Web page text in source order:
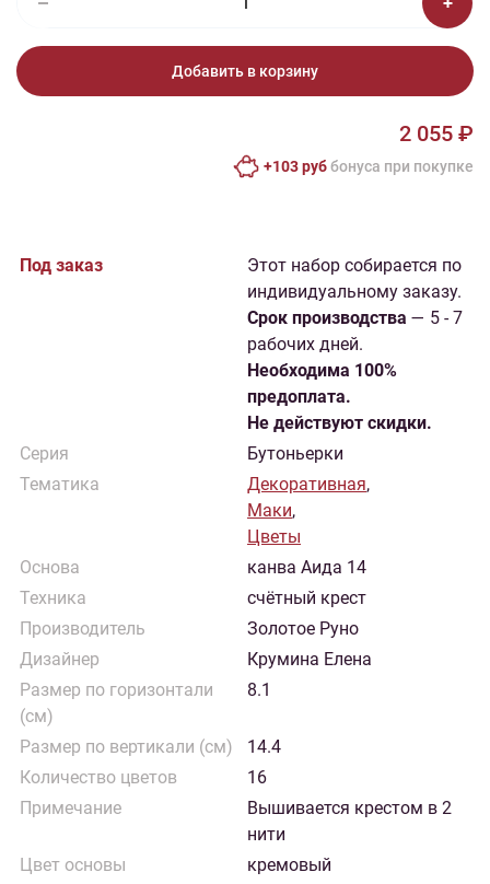
Добавить в корзину
2 055 ₽
+103 руббонусa при покупке
Под заказ
Этот набор собирается по
индивидуальному заказу.
Cрок производства — 5 - 7
рабочих дней.
Необходима 100%
предоплата.
Не действуют скидки.
Серия
Бутоньерки
Тематика
Декоративная,
Маки,
Цветы
Основа
канва Аида 14
Техника
счётный крест
Производитель
Золотое Руно
Дизайнер
Крумина Елена
Размер по горизонтали
(см)
8.1
Размер по вертикали (см)
14.4
Количество цветов
16
Примечание
Вышивается крестом в 2
нити
Цвет основы
кремовый